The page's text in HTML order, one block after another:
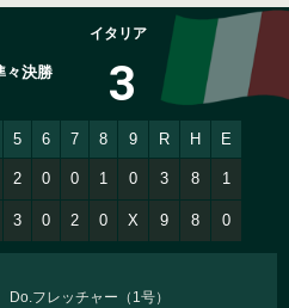
々決勝
イタリア
3
5 6 7 8 9 R H E
2 0 0 1 0 3 8 1
3 0 2 0 X 9 8 0
Do.フレッチャー（1号）